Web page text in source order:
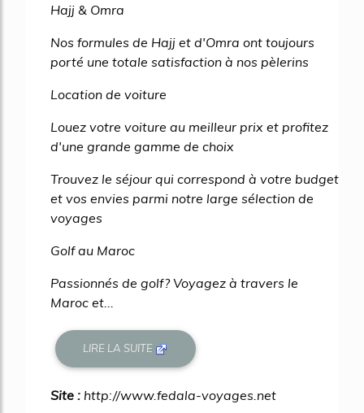
Hajj & Omra
Nos formules de Hajj et d'Omra ont toujours
porté une totale satisfaction à nos pèlerins
Location de voiture
Louez votre voiture au meilleur prix et profitez
d'une grande gamme de choix
Trouvez le séjour qui correspond à votre budget
et vos envies parmi notre large sélection de
voyages
Golf au Maroc
Passionnés de golf? Voyagez à travers le
Maroc et...
LIRE LA SUITE
Site : http://www.fedala-voyages.net